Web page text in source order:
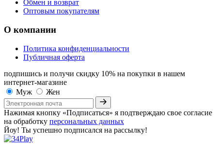
Обмен и возврат
Оптовым покупателям
О компании
Политика конфиденциальности
Публичная оферта
подпишись и получи скидку 10% на покупки в нашем
интернет-магазине
Муж
Жен
Нажимая кнопку «Подписаться» я подтверждаю свое согласие
на обработку персональных данных
Йоу! Ты успешно подписался на рассылку!